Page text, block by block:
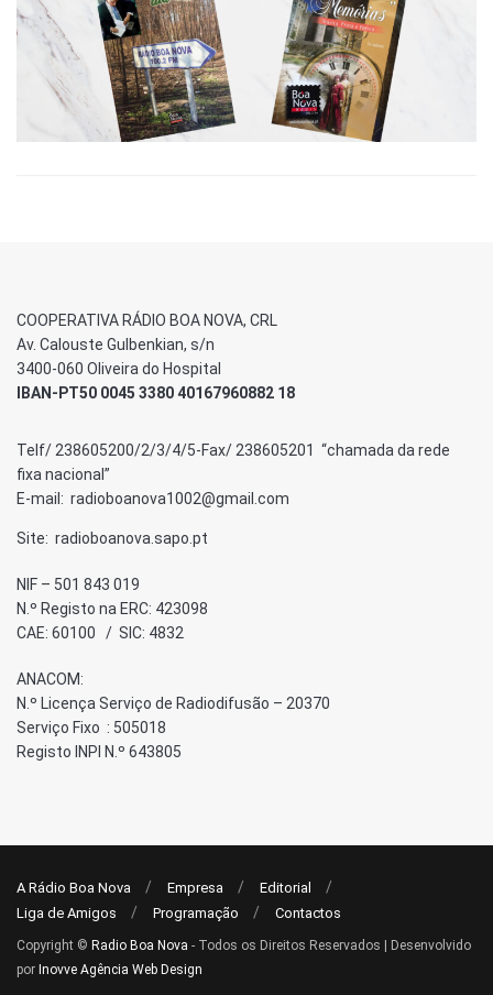
COOPERATIVA RÁDIO BOA NOVA, CRL
Av. Calouste Gulbenkian, s/n
3400-060 Oliveira do Hospital
IBAN-PT50 0045 3380 40167960882 18
Telf/ 238605200/2/3/4/5-Fax/ 238605201 “chamada da rede
fixa nacional”
E-mail: radioboanova1002@gmail.com
Site: radioboanova.sapo.pt
NIF – 501 843 019
N.º Registo na ERC: 423098
CAE: 60100 / SIC: 4832
ANACOM:
N.º Licença Serviço de Radiodifusão – 20370
Serviço Fixo : 505018
Registo INPI N.º 643805
A Rádio Boa Nova Empresa
Editorial
Liga de Amigos
Programação Contactos
Copyright © Radio Boa Nova - Todos os Direitos Reservados | Desenvolvido
por Inovve Agência Web Design